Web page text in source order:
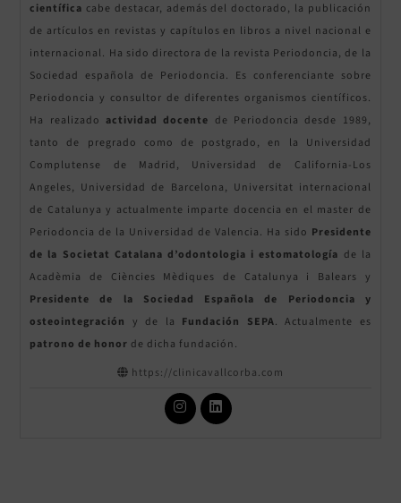
científica cabe destacar, además del doctorado, la publicación
de artículos en revistas y capítulos en libros a nivel nacional e
internacional. Ha sido directora de la revista Periodoncia, de la
Sociedad española de Periodoncia. Es conferenciante sobre
Periodoncia y consultor de diferentes organismos científicos.
Ha realizado actividad docente de Periodoncia desde 1989,
tanto de pregrado como de postgrado, en la Universidad
Complutense de Madrid, Universidad de California-Los
Angeles, Universidad de Barcelona, Universitat internacional
de Catalunya y actualmente imparte docencia en el master de
Periodoncia de la Universidad de Valencia. Ha sido Presidente
de la Societat Catalana d’odontologia i estomatología de la
Acadèmia de Ciències Mèdiques de Catalunya i Balears y
Presidente de la Sociedad Española de Periodoncia y
osteointegración y de la Fundación SEPA. Actualmente es
patrono de honor de dicha fundación.
https://clinicavallcorba.com